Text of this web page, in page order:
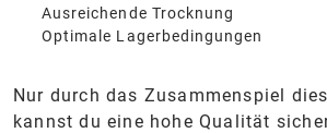
Ausreichende Trocknung
Optimale Lagerbedingungen
Nur durch das Zusammenspiel
kannst du eine hohe Qualität